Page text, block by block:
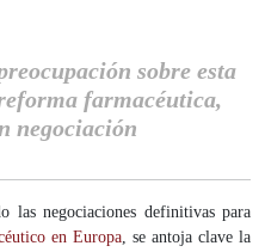
sobre esta
farmacéutica,
negociación
las negociaciones definitivas para
en Europa, se antoja clave la